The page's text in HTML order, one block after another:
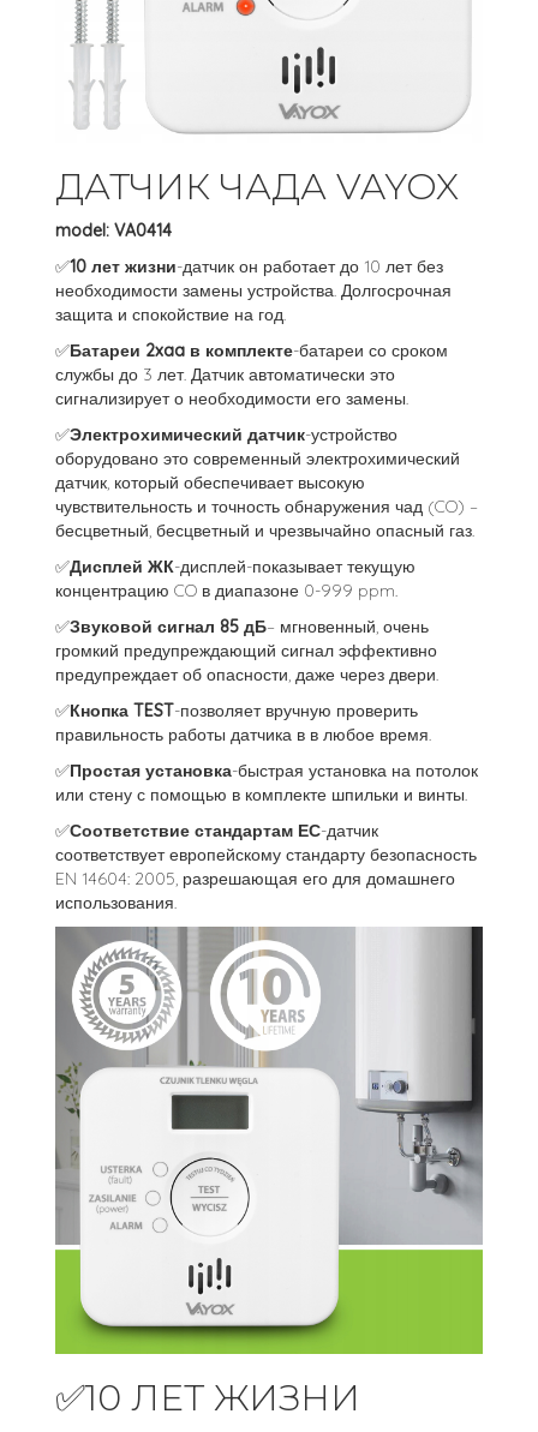
ДАТЧИК ЧАДА VAYOX
model: VA0414
✅10 лет жизни-датчик он работает до 10 лет без
необходимости замены устройства. Долгосрочная
защита и спокойствие на год.
✅Батареи 2xaa в комплекте-батареи со сроком
службы до 3 лет. Датчик автоматически это
сигнализирует о необходимости его замены.
✅Электрохимический датчик-устройство
оборудовано это современный электрохимический
датчик, который обеспечивает высокую
чувствительность и точность обнаружения чад (CO) –
бесцветный, бесцветный и чрезвычайно опасный газ.
✅Дисплей ЖК-дисплей-показывает текущую
концентрацию CO в диапазоне 0-999 ppm.
✅Звуковой сигнал 85 дБ– мгновенный, очень
громкий предупреждающий сигнал эффективно
предупреждает об опасности, даже через двери.
✅Кнопка TEST-позволяет вручную проверить
правильность работы датчика в в любое время.
✅Простая установка-быстрая установка на потолок
или стену с помощью в комплекте шпильки и винты.
✅Соответствие стандартам ЕС-датчик
соответствует европейскому стандарту безопасность
EN 14604: 2005, разрешающая его для домашнего
использования.
✅10 ЛЕТ ЖИЗНИ